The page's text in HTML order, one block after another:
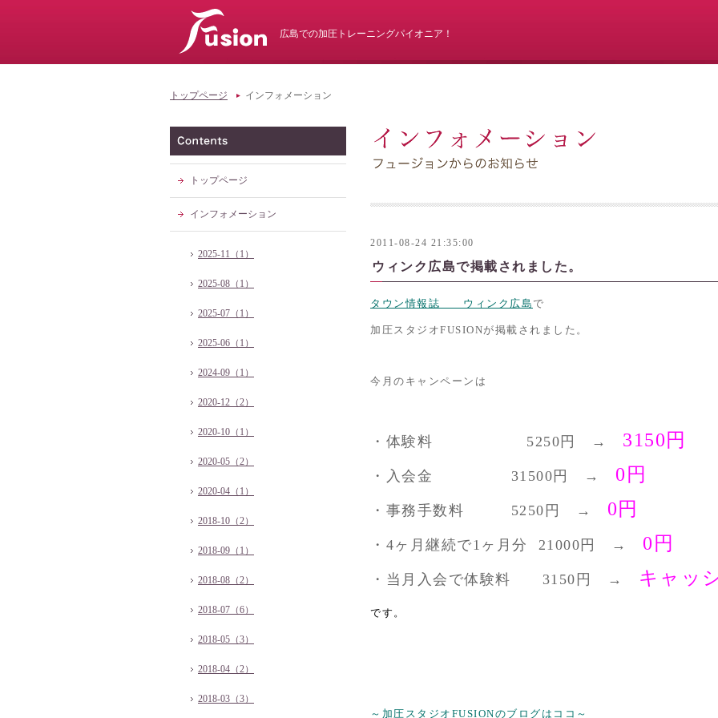
広島での加圧トレーニングパイオニア！
トップページ インフォメーション
2011-08-24 21:35:00
ウィンク広島で掲載されました。
タウン情報誌 ウィンク広島 で
加圧スタジオFUSIONが掲載されました。
今月のキャンペーンは
・体験料 5250円 → 3150円
・ 入会金 31500円 → 0円
・ 事務手数料 5250円 → 0円
・4ヶ月継続で1ヶ月分 21000円 → 0円
・当月入会で体験料 3150円 → キャッ
です。
～加圧スタジオFUSIONのブログはココ～
トップページ
インフォメーション
2025-11（1）
2025-08（1）
2025-07（1）
2025-06（1）
2024-09（1）
2020-12（2）
2020-10（1）
2020-05（2）
2020-04（1）
2018-10（2）
2018-09（1）
2018-08（2）
2018-07（6）
2018-05（3）
2018-04（2）
2018-03（3）